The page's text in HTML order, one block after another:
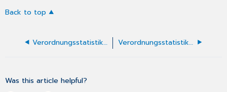
Back to top
Verordnungsstatistiken - Verordnete Arzneimittel Verordnungsstatistiken - Verordnungsverteilung
Was this article helpful?